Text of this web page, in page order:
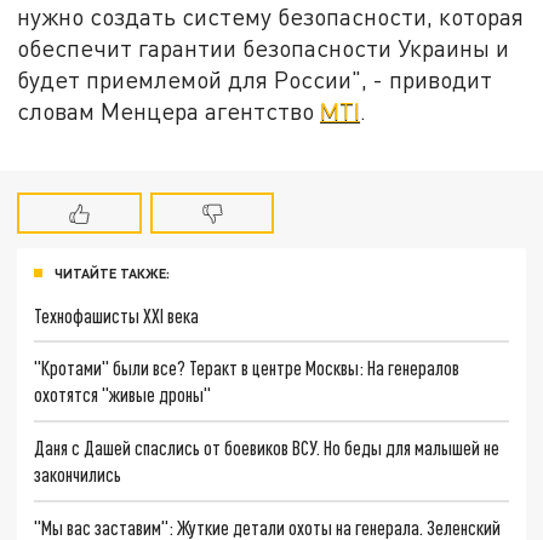
нужно создать систему безопасности, которая
обеспечит гарантии безопасности Украины и
будет приемлемой для России", - приводит
словам Менцера агентство MTI.
ЧИТАЙТЕ ТАКЖЕ:
Технофашисты XXI века
"Кротами" были все? Теракт в центре Москвы: На генералов
охотятся "живые дроны"
Даня с Дашей спаслись от боевиков ВСУ. Но беды для малышей не
закончились
"Мы вас заставим": Жуткие детали охоты на генерала. Зеленский